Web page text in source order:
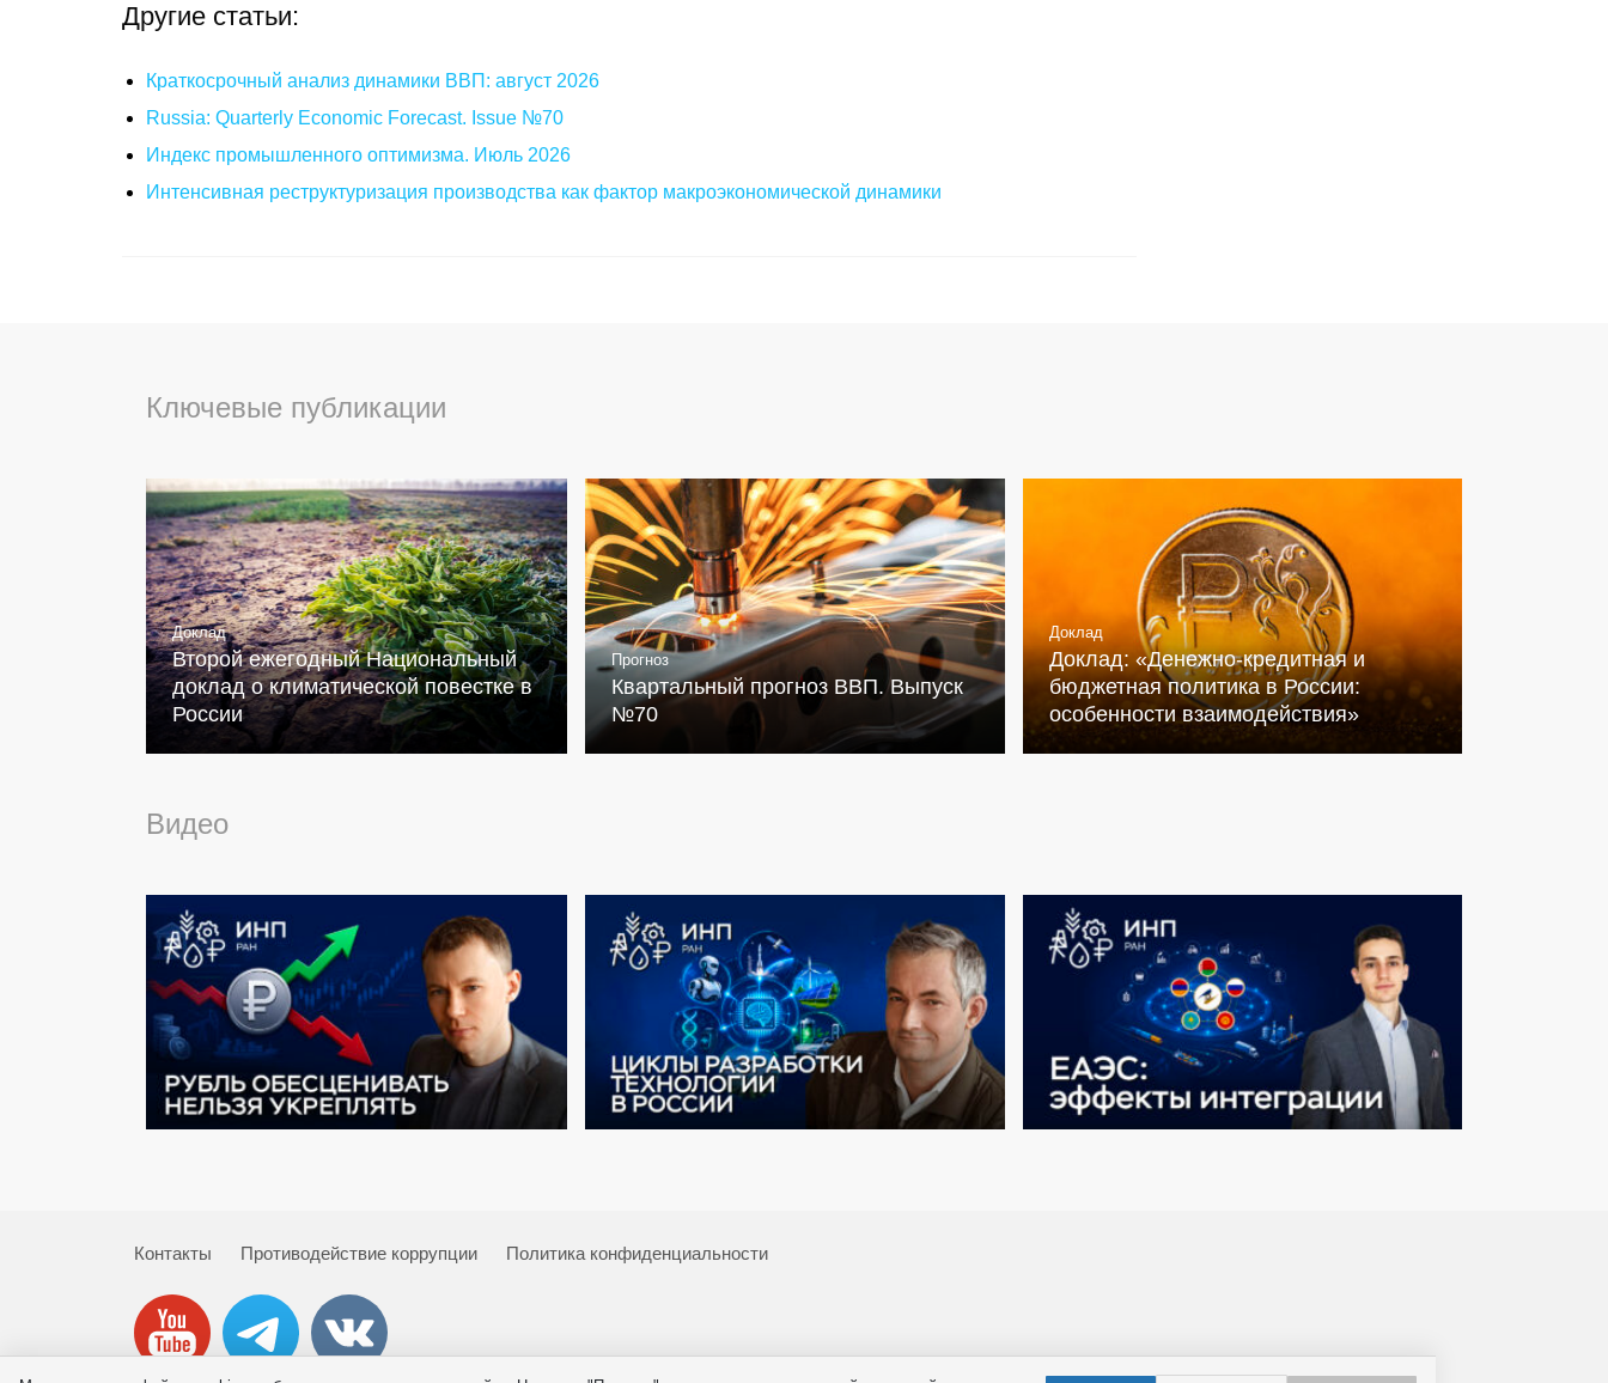
Другие статьи:
Краткосрочный анализ динамики ВВП: август 2026
Russia: Quarterly Economic Forecast. Issue №70
Индекс промышленного оптимизма. Июль 2026
Интенсивная реструктуризация производства как фактор макроэкономической динамики
Ключевые публикации
Доклад
Второй ежегодный Национальный
доклад о климатической повестке в
России
Прогноз
Квартальный прогноз ВВП. Выпуск
№70
Доклад
Доклад: «Денежно-кредитная и
бюджетная политика в России:
особенности взаимодействия»
Видео
Контакты Противодействие коррупции Политика конфиденциальности